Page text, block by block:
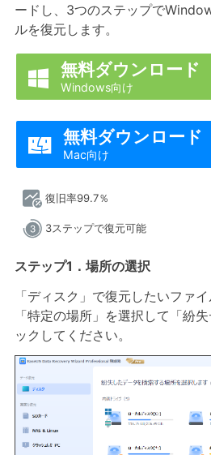
ードし、3つのステップで
ルを復元します。
 無料ダウンロード
Windows向け
 無料ダウンロード
Mac向け
復旧率99.7％
3ステップで復元可能
ステップ1．場所の選択
「ディスク」で復元したいファ
「特定の場所」を選択して「紛
ックしてください。